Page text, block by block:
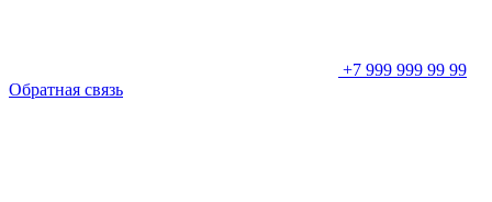
+7 999 999 99 99
Обратная связь